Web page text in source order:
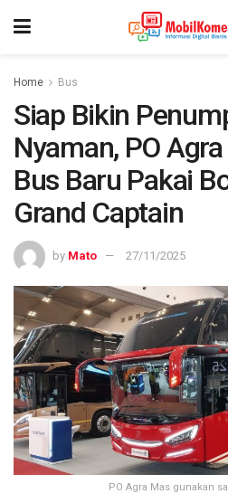
Home Bus
Siap Bikin
Nyaman, PO
Bus Baru Pakai
Grand Captain
by Mato 27/11/2025
PO Agra Mas gunakan